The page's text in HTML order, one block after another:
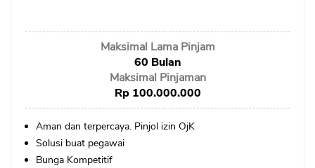
Exchange
Asuransi
Maksimal Lama Pinjam
60 Bulan
Maksimal Pinjaman
Rp 100.000.000
Aman dan terpercaya. Pinjol izin OjK
Solusi buat pegawai
Bunga Kompetitif